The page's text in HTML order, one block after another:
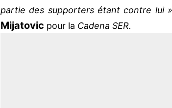
partie des supporters étant contre lui »
Mijatovic pour la Cadena SER.